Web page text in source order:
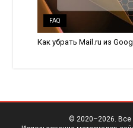
FAQ
Как убрать Mail.ru из
© 2020–2026.